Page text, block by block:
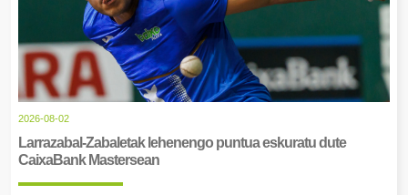
2026-08-02
Larrazabal-Zabaletak lehenengo puntua eskuratu dute
CaixaBank Mastersean